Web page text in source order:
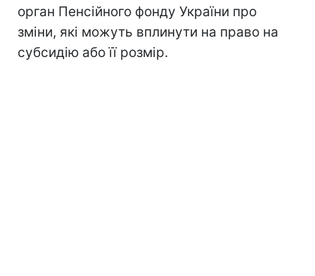
орган Пенсійного фонду України про
зміни, які можуть вплинути на право на
субсидію або її розмір.